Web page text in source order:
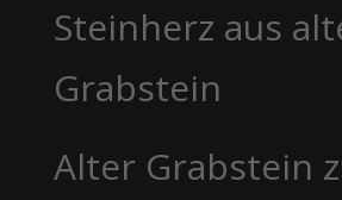
Steinherz aus
Grabstein
Alter Grabstein